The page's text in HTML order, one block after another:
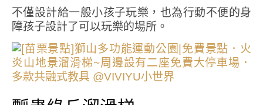
不僅設計給一般小孩子玩樂，也為行動不便的身
障孩子設計了可以玩樂的場所。